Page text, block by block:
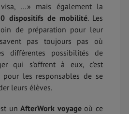
… » mais également la
dispositifs de mobilité. Les
de préparation pour leur
pas toujours pas où
différentes possibilités de
qui s’offrent à eux, c’est
pour les responsables de se
leurs élèves.
unAfterWork voyageoù ce